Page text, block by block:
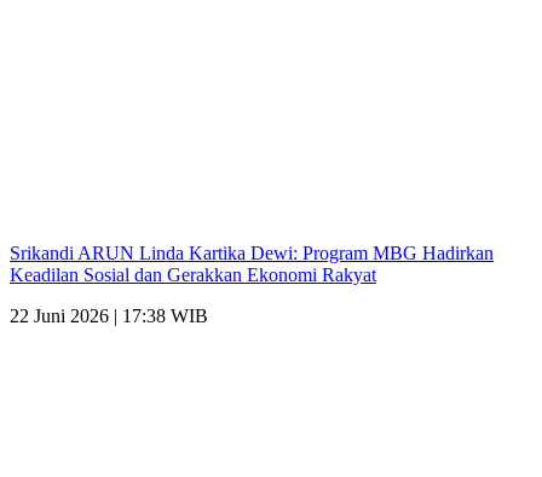
Srikandi ARUN Linda Kartika Dewi: Program MBG Hadirkan
Keadilan Sosial dan Gerakkan Ekonomi Rakyat
22 Juni 2026 | 17:38 WIB